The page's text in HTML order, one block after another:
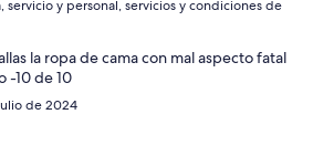
servicio y personal, servicios y condiciones de
la ropa de cama con mal aspecto fatal
-10 de 10
de 2024